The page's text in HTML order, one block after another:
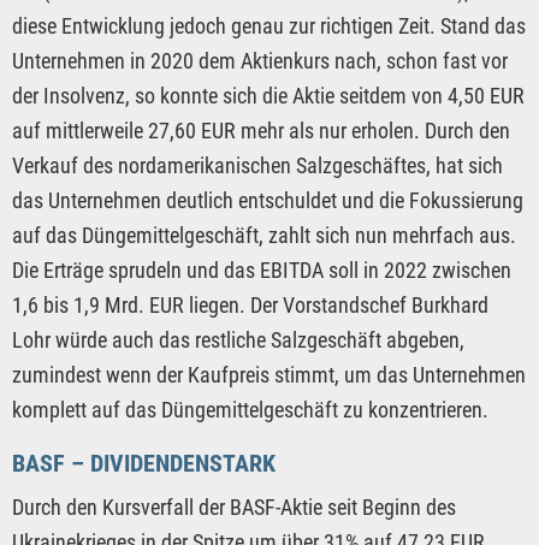
diese Entwicklung jedoch genau zur richtigen Zeit. Stand das
Unternehmen in 2020 dem Aktienkurs nach, schon fast vor
der Insolvenz, so konnte sich die Aktie seitdem von 4,50 EUR
auf mittlerweile 27,60 EUR mehr als nur erholen. Durch den
Verkauf des nordamerikanischen Salzgeschäftes, hat sich
das Unternehmen deutlich entschuldet und die Fokussierung
auf das Düngemittelgeschäft, zahlt sich nun mehrfach aus.
Die Erträge sprudeln und das EBITDA soll in 2022 zwischen
1,6 bis 1,9 Mrd. EUR liegen. Der Vorstandschef Burkhard
Lohr würde auch das restliche Salzgeschäft abgeben,
zumindest wenn der Kaufpreis stimmt, um das Unternehmen
komplett auf das Düngemittelgeschäft zu konzentrieren.
BASF – DIVIDENDENSTARK
Durch den Kursverfall der BASF-Aktie seit Beginn des